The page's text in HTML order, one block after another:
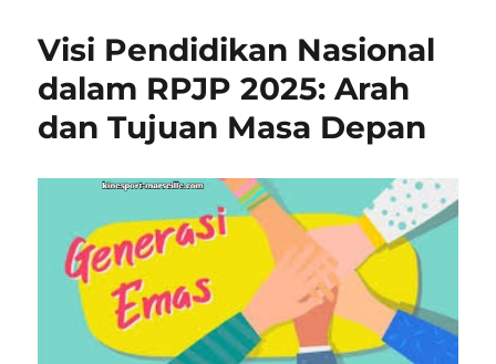
Visi Pendidikan Nasional
dalam RPJP 2025: Arah
dan Tujuan Masa Depan